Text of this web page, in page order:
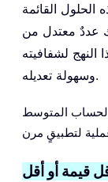
الحلول القائمة
عددٌ معتدل من
لشفافيته
وسهولة تعديله.
المتوسط